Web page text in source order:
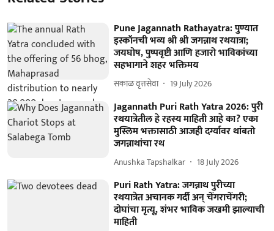
Pune Jagannath Rathayatra: पुण्यात
इस्कॉनची भव्य श्री श्री जगन्नाथ रथयात्रा;
जयघोष, पुष्पवृष्टी आणि हजारो भाविकांच्या
सहभागाने शहर भक्तिमय
सकाळ वृत्तसेवा 19 July 2026
Jagannath Puri Rath Yatra 2026: पुरी
रथयात्रेतील हे रहस्य माहिती आहे का? एका
मुस्लिम भक्तासाठी आजही दर्ग्यावर थांबतो
जगन्नाथांचा रथ
Anushka Tapshalkar 18 July 2026
Puri Rath Yatra: जगन्नाथ पुरीच्या
रथयात्रेत अचानक गर्दी अन् चेंगराचेंगरी;
दोघांचा मृत्यू, शंभर भाविक जखमी झाल्याची
माहिती